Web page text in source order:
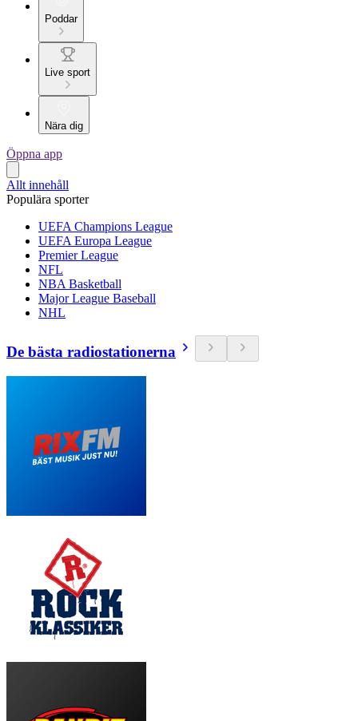
Poddar
Live sport
Nära dig
Öppna app
Allt innehåll
Populära sporter
UEFA Champions League
UEFA Europa League
Premier League
NFL
NBA Basketball
Major League Baseball
NHL
De bästa radiostationerna